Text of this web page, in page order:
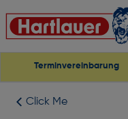
Terminvereinbarung
Click Me